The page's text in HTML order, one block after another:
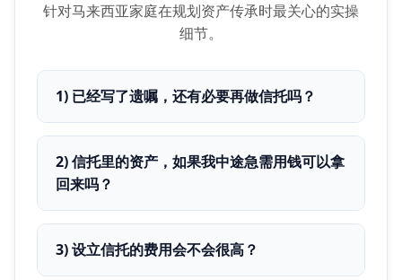
针对马来西亚家庭在规划资产传承时最关心的实操
细节。
1) 已经写了遗嘱，还有必要再做信托吗？
2) 信托里的资产，如果我中途急需用钱可以拿
回来吗？
3) 设立信托的费用会不会很高？